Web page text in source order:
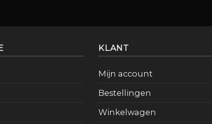
KLANT
Mijn account
Bestellingen
Winkelwagen